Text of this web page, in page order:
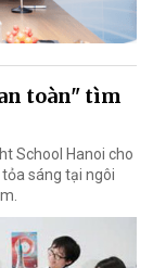
toàn" tìm
School Hanoi cho
sáng tại ngôi